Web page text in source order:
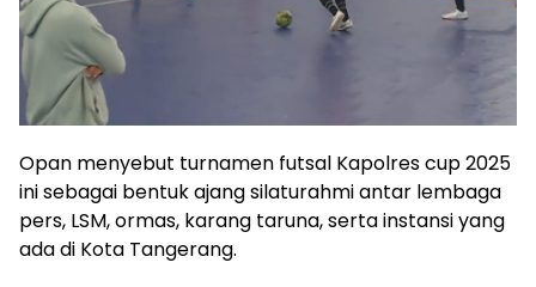
Opan menyebut turnamen futsal Kapolres cup 2025
ini sebagai bentuk ajang silaturahmi antar lembaga
pers, LSM, ormas, karang taruna, serta instansi yang
ada di Kota Tangerang.